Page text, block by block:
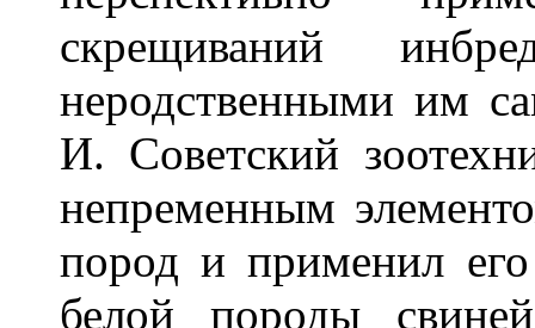
скрещиваний
неродственными им
И. Советский
непременным
пород и применил
белой породы